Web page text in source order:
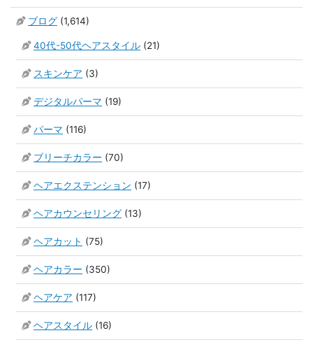
ブログ (1,614)
40代-50代ヘアスタイル (21)
スキンケア (3)
デジタルパーマ (19)
パーマ (116)
ブリーチカラー (70)
ヘアエクステンション (17)
ヘアカウンセリング (13)
ヘアカット (75)
ヘアカラー (350)
ヘアケア (117)
ヘアスタイル (16)